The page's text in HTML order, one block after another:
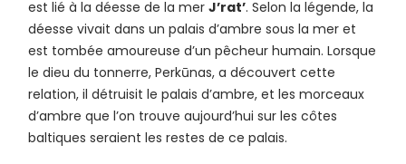
est lié à la déesse de la merJ’rat’. Selon la légende, la
déesse vivait dans un palais d’ambre sous la mer et
est tombée amoureuse d’un pêcheur humain. Lorsque
le dieu du tonnerre, Perkūnas, a découvert cette
relation, il détruisit le palais d’ambre, et les morceaux
d’ambre que l’on trouve aujourd’hui sur les côtes
baltiques seraient les restes de ce palais.